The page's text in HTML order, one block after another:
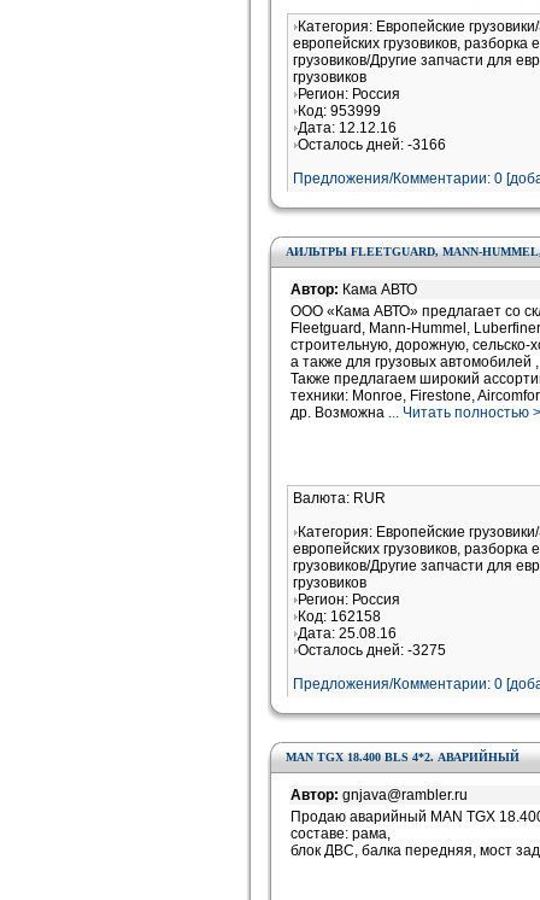
Категория: Европейские
европейских грузовиков, разборка
грузовиков/Другие запчасти для
грузовиков
Регион: Россия
Код: 953999
Дата: 12.12.16
Осталось дней: -3166
Предложения/Комментарии: 0
AИЛЬТРЫ FLEETGUARD, MANN-
Автор: Кама АВТО
ООО «Кама АВТО» предлагает со
Fleetguard, Mann-Hummel,
строительную, дорожную, сельско-
а также для грузовых
Также предлагаем широкий
техники: Monroe, Firestone,
др. Возможна ... Читать полностью
Валюта: RUR
Категория: Европейские
европейских грузовиков, разборка
грузовиков/Другие запчасти для
грузовиков
Регион: Россия
Код: 162158
Дата: 25.08.16
Осталось дней: -3275
Предложения/Комментарии: 0
MAN TGX 18.400 BLS 4*2. АВАРИЙНЫЙ
Автор: gnjava@rambler.ru
Продаю аварийный MAN TGX
составе: рама,
блок ДВС, балка передняя, мост